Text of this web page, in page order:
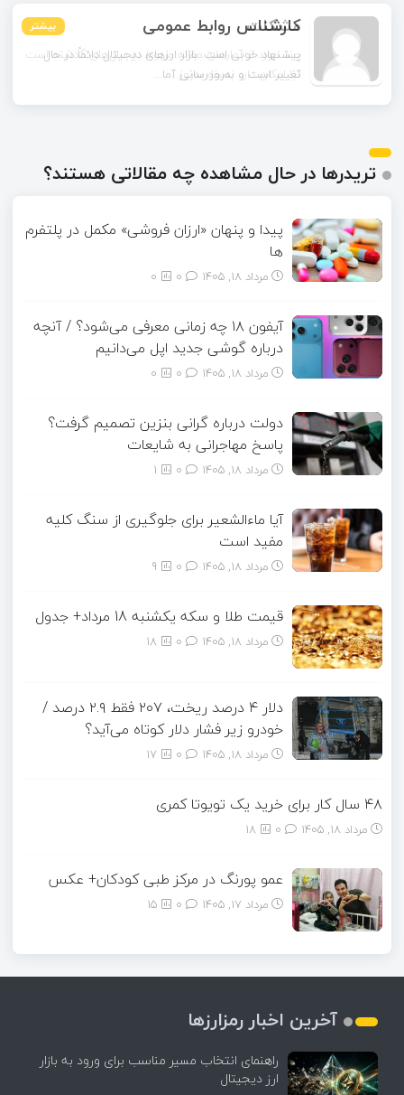
بیشتر مشکات بیشتر
چند مورد از آمارهای مقاله مربوط به سال‌های گذشته است.
آیا امکان دارد نسخه به‌روز...
بیشتر
بیشتر
بیشتر
بیشتر
تریدرها در حال مشاهده چه مقالاتی هستند؟
پیدا و پنهان «ارزان فروشی» مکمل در پلتفرم
ها
مرداد ۱۸, ۱۴۰۵ 0
آیفون ۱۸ چه زمانی معرفی می‌شود؟ / آنچه
درباره گوشی جدید اپل می‌دانیم
مرداد ۱۸, ۱۴۰۵ 0
دولت درباره گرانی بنزین تصمیم گرفت؟
پاسخ مهاجرانی به شایعات
مرداد ۱۸, ۱۴۰۵ 1
آیا ماءالشعیر برای جلوگیری از سنگ کلیه
مفید است
مرداد ۱۸, ۱۴۰۵ 9
قیمت طلا و سکه یکشنبه 18 مرداد+ جدول
مرداد ۱۸, ۱۴۰۵ 18
دلار ۴ درصد ریخت، ۲۰۷ فقط ۲.۹ درصد /
خودرو زیر فشار دلار کوتاه می‌آید؟
مرداد ۱۸, ۱۴۰۵ 17
۴۸ سال کار برای خرید یک تویوتا کمری
مرداد ۱۸, ۱۴۰۵ 18
عمو پورنگ در مرکز طبی کودکان+ عکس
مرداد ۱۷, ۱۴۰۵ 15
آخرین اخبار رمزارزها
راهنمای انتخاب مسیر مناسب برای ورود به بازار
ارز دیجیتال